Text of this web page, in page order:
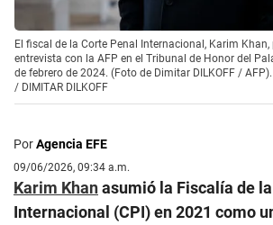
El fiscal de la Corte Penal Internacional, Karim
entrevista con la AFP en el Tribunal de Honor del
de febrero de 2024. (Foto de Dimitar DILKOFF / AFP).
/ DIMITAR DILKOFF
PorAgencia EFE
09/06/2026, 09:34 a.m.
Karim Khanasumió la Fiscalía de
Internacional (CPI) en 2021 como